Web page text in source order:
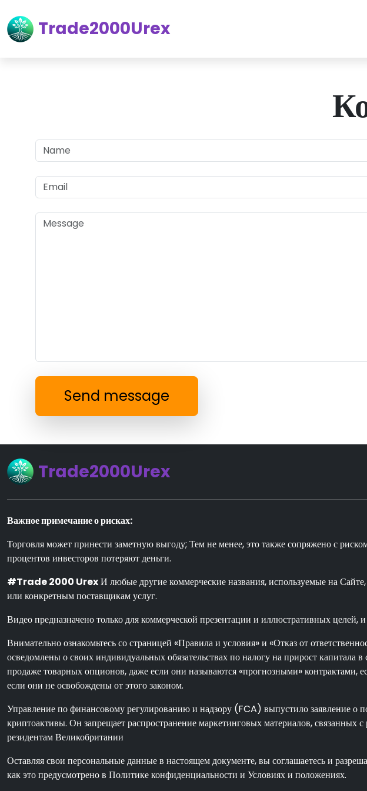
Trade2000Urex
Send message
Trade2000Urex
Важное примечание о рисках:
Торговля может принести заметную выгоду; Тем не менее, это также сопряжено с
процентов инвесторов потеряют деньги.
#Trade 2000 UrexИ любые другие коммерческие названия, используемые на
или конкретным поставщикам услуг.
Видео предназначено только для коммерческой презентации и иллюстративных целей,
Внимательно ознакомьтесь со страницей «Правила и условия» и «Отказ от
осведомлены о своих индивидуальных обязательствах по налогу на прирост
продаже товарных опционов, даже если они называются «прогнозными» контрактами,
если они не освобождены от этого законом.
Управление по финансовому регулированию и надзору (FCA) выпустило заявление о
криптоактивы. Он запрещает распространение маркетинговых материалов,
резидентам Великобритании
Оставляя свои персональные данные в настоящем документе, вы соглашаетесь и
как это предусмотрено в Политике конфиденциальности и Условиях и положениях.